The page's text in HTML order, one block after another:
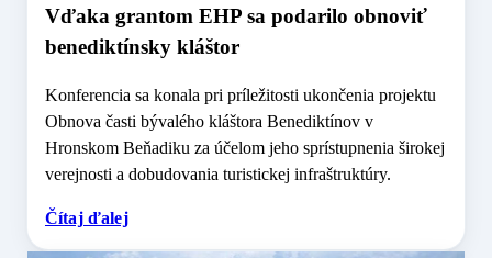
Vďaka grantom EHP sa podarilo obnoviť
benediktínsky kláštor
Konferencia sa konala pri príležitosti ukončenia projektu
Obnova časti bývalého kláštora Benediktínov v
Hronskom Beňadiku za účelom jeho sprístupnenia širokej
verejnosti a dobudovania turistickej infraštruktúry.
Čítaj ďalej